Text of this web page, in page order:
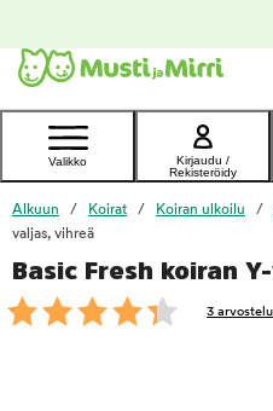
Ota yhteyttä
asiakaspalveluun
Valikko
Kirjaudu /
Rekisteröidy
Alkuun Koirat Koiran ulkoilu
valjas, vihreä
Basic Fresh koiran
3
foo